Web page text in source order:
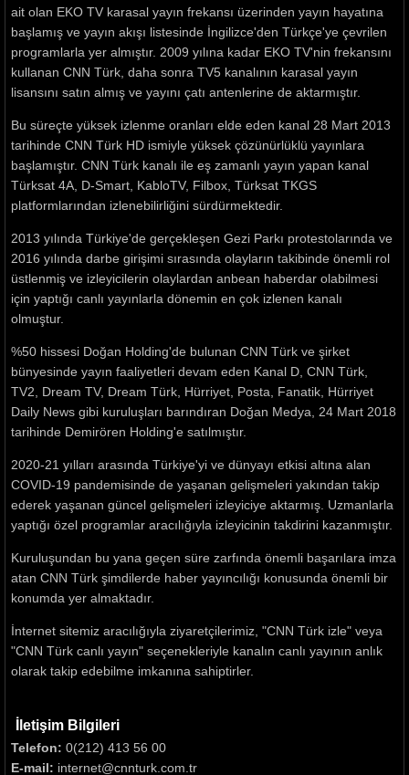
ait olan EKO TV karasal yayın frekansı üzerinden yayın hayatına
başlamış ve yayın akışı listesinde İngilizce'den Türkçe'ye çevrilen
programlarla yer almıştır. 2009 yılına kadar EKO TV'nin frekansını
kullanan CNN Türk, daha sonra TV5 kanalının karasal yayın
lisansını satın almış ve yayını çatı antenlerine de aktarmıştır.
Bu süreçte yüksek izlenme oranları elde eden kanal 28 Mart 2013
tarihinde CNN Türk HD ismiyle yüksek çözünürlüklü yayınlara
başlamıştır. CNN Türk kanalı ile eş zamanlı yayın yapan kanal
Türksat 4A, D-Smart, KabloTV, Filbox, Türksat TKGS
platformlarından izlenebilirliğini sürdürmektedir.
2013 yılında Türkiye'de gerçekleşen Gezi Parkı protestolarında ve
2016 yılında darbe girişimi sırasında olayların takibinde önemli rol
üstlenmiş ve izleyicilerin olaylardan anbean haberdar olabilmesi
için yaptığı canlı yayınlarla dönemin en çok izlenen kanalı
olmuştur.
%50 hissesi Doğan Holding'de bulunan CNN Türk ve şirket
bünyesinde yayın faaliyetleri devam eden Kanal D, CNN Türk,
TV2, Dream TV, Dream Türk, Hürriyet, Posta, Fanatik, Hürriyet
Daily News gibi kuruluşları barındıran Doğan Medya, 24 Mart 2018
tarihinde Demirören Holding'e satılmıştır.
2020-21 yılları arasında Türkiye'yi ve dünyayı etkisi altına alan
COVID-19 pandemisinde de yaşanan gelişmeleri yakından takip
ederek yaşanan güncel gelişmeleri izleyiciye aktarmış. Uzmanlarla
yaptığı özel programlar aracılığıyla izleyicinin takdirini kazanmıştır.
Kuruluşundan bu yana geçen süre zarfında önemli başarılara imza
atan CNN Türk şimdilerde haber yayıncılığı konusunda önemli bir
konumda yer almaktadır.
İnternet sitemiz aracılığıyla ziyaretçilerimiz, "CNN Türk izle" veya
"CNN Türk canlı yayın" seçenekleriyle kanalın canlı yayının anlık
olarak takip edebilme imkanına sahiptirler.
İletişim Bilgileri
Telefon: 0(212) 413 56 00
E-mail: internet@cnnturk.com.tr